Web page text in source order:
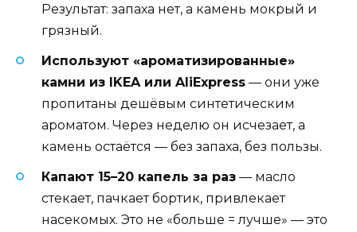
Результат: запаха нет, а камень мокрый и
грязный.
Используют «ароматизированные»
камни из IKEA или AliExpress — они уже
пропитаны дешёвым синтетическим
ароматом. Через неделю он исчезает, а
камень остаётся — без запаха, без пользы.
Капают 15–20 капель за раз — масло
стекает, пачкает бортик, привлекает
насекомых. Это не «больше = лучше» — это